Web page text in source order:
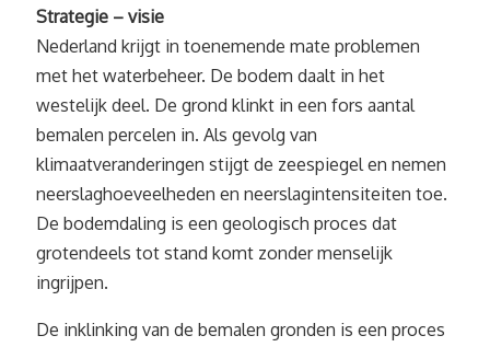
Strategie – visie
Nederland krijgt in toenemende mate problemen
met het waterbeheer. De bodem daalt in het
westelijk deel. De grond klinkt in een fors aantal
bemalen percelen in. Als gevolg van
klimaatveranderingen stijgt de zeespiegel en nemen
neerslaghoeveelheden en neerslagintensiteiten toe.
De bodemdaling is een geologisch proces dat
grotendeels tot stand komt zonder menselijk
ingrijpen.
De inklinking van de bemalen gronden is een proces